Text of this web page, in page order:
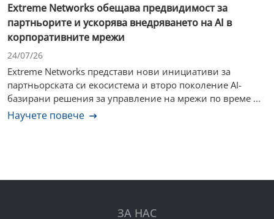
Extreme Networks обещава предвидимост за
партньорите и ускорява внедряването на AI в
корпоративните мрежи
24/07/26
Extreme Networks представи нови инициативи за
партньорската си екосистема и второ поколение AI-
базирани решения за управление на мрежи по време ...
Научете повече
ЗА НАС